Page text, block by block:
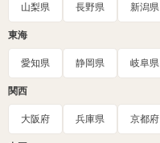
山梨県 長野県 新潟県
東海
愛知県 静岡県 岐阜県
関西
大阪府 兵庫県 京都府